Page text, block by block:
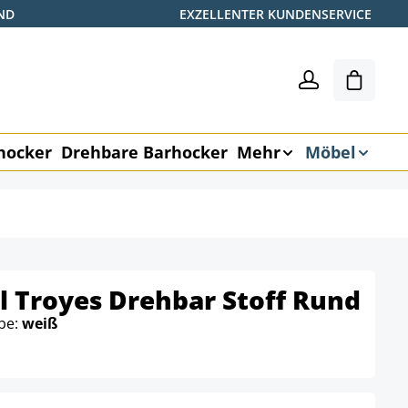
EXZELLENTER KUNDENSERVICE
Drehbare Barhocker Mehr Möbel
Troyes Drehbar Stoff Rund
weiß